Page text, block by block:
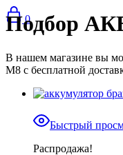
0
Подбор
В нашем магазине вы
M8 с бесплатной
Быстрый
Распродажа!